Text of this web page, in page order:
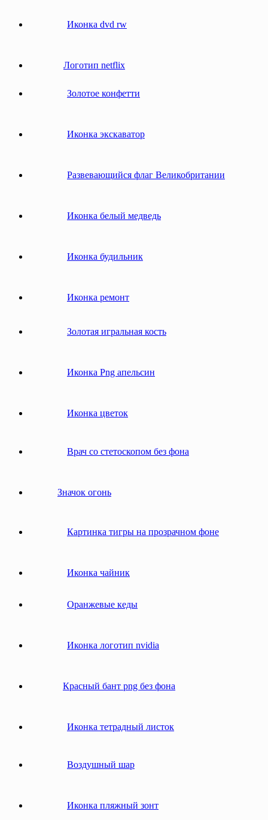
Иконка dvd rw
Логотип netflix
Золотое конфетти
Иконка экскаватор
Развевающийся флаг Великобритании
Иконка белый медведь
Иконка будильник
Иконка ремонт
Золотая игральная кость
Иконка Png апельсин
Иконка цветок
Врач со стетоскопом без фона
Значок огонь
Картинка тигры на прозрачном фоне
Иконка чайник
Оранжевые кеды
Иконка логотип nvidia
Красный бант png без фона
Иконка тетрадный листок
Воздушный шар
Иконка пляжный зонт